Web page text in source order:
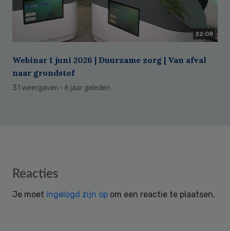
32:08
Webinar 1 juni 2026 | Duurzame zorg | Van afval
naar grondstof
31 weergaven · 6 jaar geleden
Reader
Reacties
Je moet ingelogd zijn op om een reactie te plaatsen.